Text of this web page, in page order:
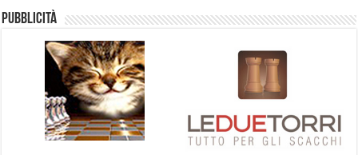
Pubblicità